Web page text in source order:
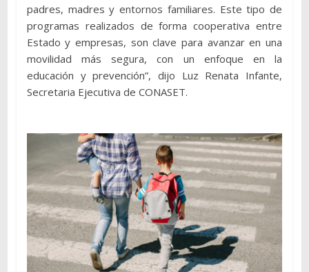
padres, madres y entornos familiares. Este tipo de
programas realizados de forma cooperativa entre
Estado y empresas, son clave para avanzar en una
movilidad más segura, con un enfoque en la
educación y prevención”, dijo Luz Renata Infante,
Secretaria Ejecutiva de CONASET.